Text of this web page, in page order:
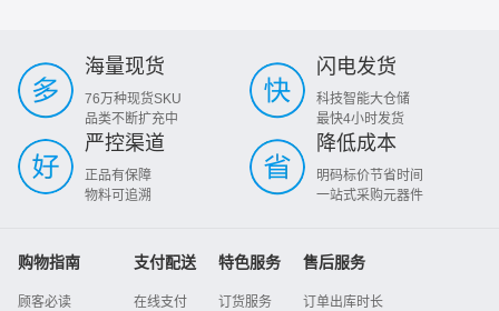
海量现货
76万种现货SKU
品类不断扩充中
闪电发货
科技智能大仓储
最快4小时发货
严控渠道
正品有保障
物料可追溯
降低成本
明码标价节省时间
一站式采购元器件
购物指南
顾客必读
支付配送
在线支付
特色服务
订货服务
售后服务
订单出库时长